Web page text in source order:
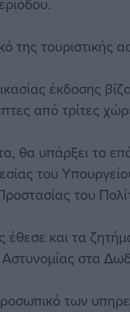
της τουριστικής
έκδοσης
από τρίτες
θα υπάρξει το
του
του
και τα
στα
των